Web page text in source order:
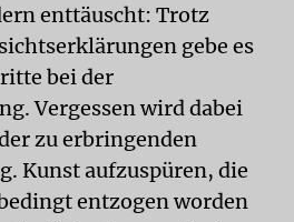
enttäuscht: Trotz
gebe es
bei der
Vergessen wird dabei
zu erbringenden
Kunst aufzuspüren, die
entzogen worden